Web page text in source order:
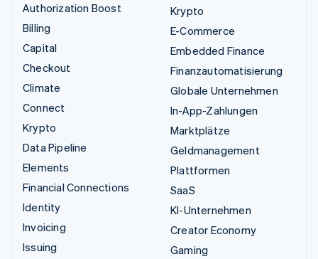
Authorization Boost
Billing
Capital
Checkout
Climate
Connect
Krypto
Data Pipeline
Elements
Financial Connections
Identity
Invoicing
Issuing
Krypto
E-Commerce
Embedded Finance
Finanzautomatisierung
Globale Unternehmen
In-App-Zahlungen
Marktplätze
Geldmanagement
Plattformen
SaaS
KI-Unternehmen
Creator Economy
Gaming